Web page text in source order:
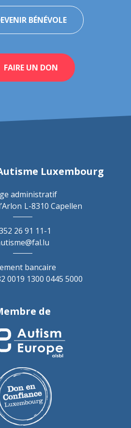
BÉNÉVOLE
FAIRE UN DON
Luxembourg
administratif
L-8310 Capellen
26 91 11-1
bancaire
0019 1300 0445 5000
de